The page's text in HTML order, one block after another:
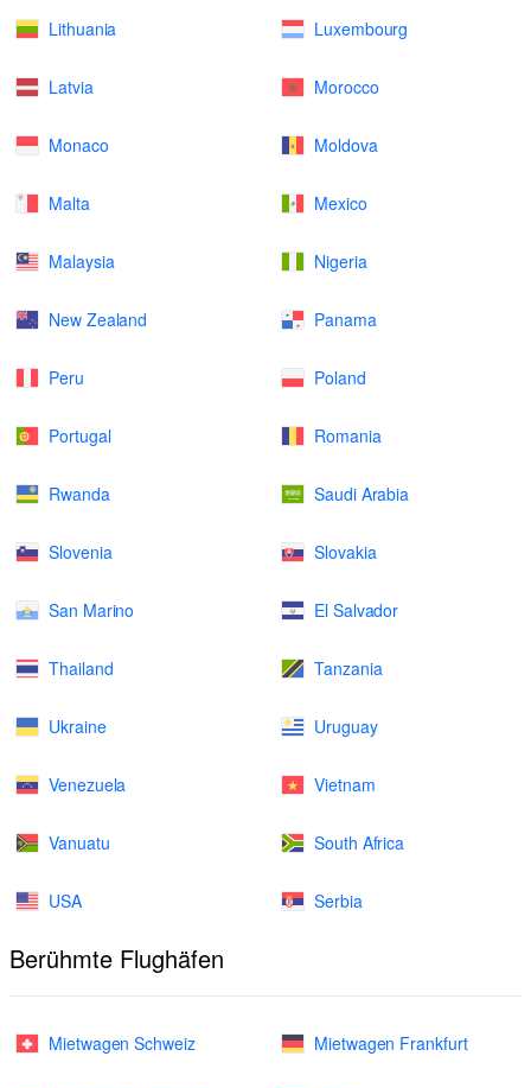
Lithuania Luxembourg
Latvia Morocco
Monaco Moldova
Malta Mexico
Malaysia Nigeria
New Zealand Panama
Peru Poland
Portugal Romania
Rwanda Saudi Arabia
Slovenia Slovakia
San Marino El Salvador
Thailand Tanzania
Ukraine Uruguay
Venezuela Vietnam
Vanuatu South Africa
USA Serbia
Berühmte Flughäfen
Mietwagen Schweiz Mietwagen Frankfurt